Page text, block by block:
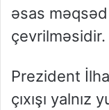
əsas
çevrilməsidir.
Prezident
çıxışı